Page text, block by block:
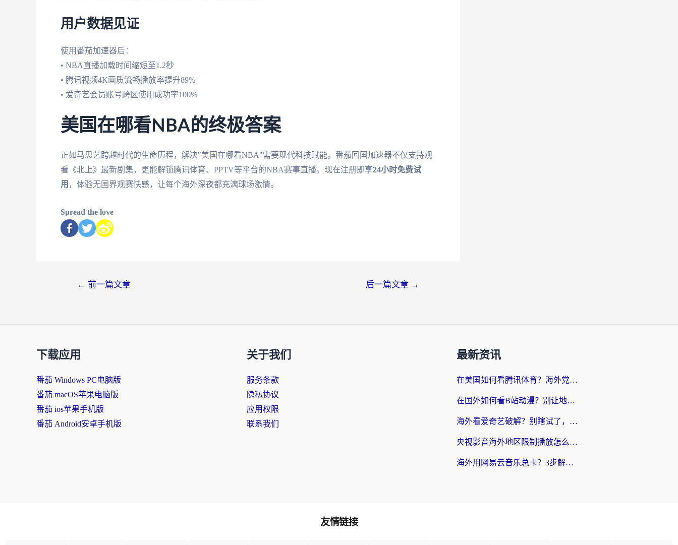
用户数据见证
使用番茄加速器后：
• NBA直播加载时间缩短至1.2秒
• 腾讯视频4K画质流畅播放率提升89%
• 爱奇艺会员账号跨区使用成功率100%
美国在哪看NBA的终极答案
正如马思艺跨越时代的生命历程，解决"美国在哪看NBA"需要现代科技赋能。番茄回国加速器不仅支持观
看《北上》最新剧集，更能解锁腾讯体育、PPTV等平台的NBA赛事直播。现在注册即享24小时免费试
用 ，体验无国界观赛快感，让每个海外深夜都充满球场激情。
Spread the love
← 前一篇文章 后一篇文章 →
下载应用
番茄 Windows PC电脑版
番茄 macOS苹果电脑版
番茄 ios苹果手机版
番茄 Android安卓手机版
关于我们
服务条款
隐私协议
应用权限
联系我们
最新资讯
在美国如何看腾讯体育？海外党解锁NBA欧洲杯直播的终极攻略
在国外如何看B站动漫？别让地区限制打断你的追番节奏
海外看爱奇艺破解？别瞎试了，这才是留学生华人追剧看球的正确打开方式
央视影音海外地区限制播放怎么办？海外党亲测有效的回国加速指南
海外用网易云音乐总卡？3步解决版权限制+卡顿，还能听喜马拉雅！
友情链接